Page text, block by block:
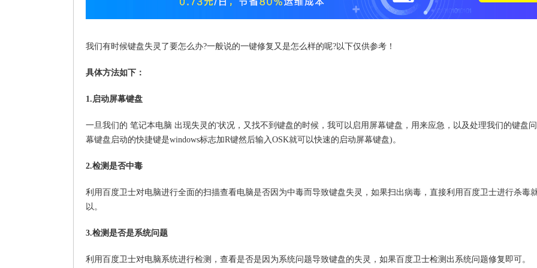
我们有时候键盘失灵了要怎么办?一般说的一键修复又是怎么样的呢?以下仅供参考！
具体方法如下：
1.启动屏幕键盘
一旦我们的 笔记本电脑 出现失灵的'状况，又找不到键盘的时候，我可以启用屏幕键盘，用来应急，以及处理我们的键盘
幕键盘启动的快捷键是windows标志加R键然后输入OSK就可以快速的启动屏幕键盘)。
2.检测是否中毒
利用百度卫士对电脑进行全面的扫描查看电脑是否因为中毒而导致键盘失灵，如果扫出病毒，直接利用百度卫士进行杀毒
以。
3.检测是否是系统问题
利用百度卫士对电脑系统进行检测，查看是否是因为系统问题导致键盘的失灵，如果百度卫士检测出系统问题修复即可。